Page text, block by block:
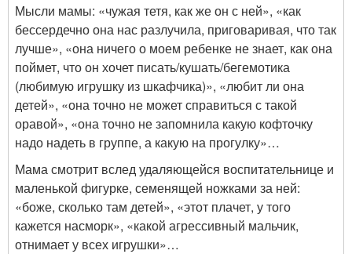
Мысли мамы: «чужая тетя, как же он с ней», «как
бессердечно она нас разлучила, приговаривая, что так
лучше», «она ничего о моем ребенке не знает, как она
поймет, что он хочет писать/кушать/бегемотика
(любимую игрушку из шкафчика)», «любит ли она
детей», «она точно не может справиться с такой
оравой», «она точно не запомнила какую кофточку
надо надеть в группе, а какую на прогулку»…
Мама смотрит вслед удаляющейся воспитательнице и
маленькой фигурке, семенящей ножками за ней:
«боже, сколько там детей», «этот плачет, у того
кажется насморк», «какой агрессивный мальчик,
отнимает у всех игрушки»…